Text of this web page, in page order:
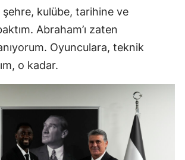
kulübe, tarihine ve
Abraham’ı zaten
Oyunculara, teknik
o kadar.